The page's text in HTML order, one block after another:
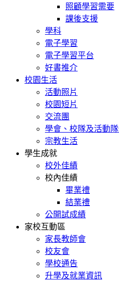
照顧學習需要
課後支援
學科
電子學習
電子學習平台
好書推介
校園生活
活動照片
校園短片
交流團
學會、校隊及活動
宗教生活
學生成就
校外佳績
校內佳績
畢業禮
結業禮
公開試成績
家校互動區
家長教師會
校友會
學校通告
升學及就業資訊